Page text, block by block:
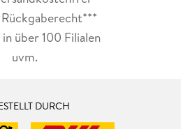
Rückgaberecht***
über 100 Filialen
uvm.
DURCH